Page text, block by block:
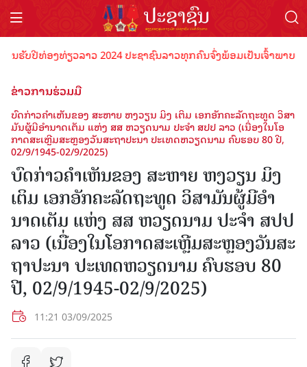
ທ່ອງທ່ຽວລາວ 2024 ປະຊາຊົນລາວທຸກຄົນຈົ່ງພ້ອມເປັນເຈົ້າພາບທີ່ດີ ຕ້
ຂ່າວການຮ່ວມມື
ບົດ​ກ່າວ​ຄຳ​ເຫັນ​ຂອງ​ ສະຫາຍ ຫງວຽນ​ ມິງ ​ເຕິມ​ ເອກ​ອັກ​ຄະ​ລັດ​ຖະ​ທູດ ວິ​ສາ​
ມັນຜູ້​ມີ​ອຳ​ນາດ​ເຕັມ ແຫ່ງ ສສ ຫວຽດ​ນາມ ປະ​ຈຳ ສປປ ລາວ (ເນື່ອງ​ໃນ​ໂອ​
ກາດ​ສະ​ເຫຼີມ​ສະ​ຫຼອງ​ວັນ​ສະ​ຖາ​ປະ​ນາ ປະ​ເທດ​ຫວຽດ​ນາມ ຄົບ​ຮອບ 80 ປີ,
02/9/1945-02/9/2025)
ບົດ​ກ່າວ​ຄຳ​ເຫັນ​ຂອງ​ ສະຫາຍ ຫງວຽນ​ ມິງ ​
ເຕິມ​ ເອກ​ອັກ​ຄະ​ລັດ​ຖະ​ທູດ ວິ​ສາ​ມັນຜູ້​ມີ​ອຳ​
ນາດ​ເຕັມ ແຫ່ງ ສສ ຫວຽດ​ນາມ ປະ​ຈຳ ສປປ
ລາວ (ເນື່ອງ​ໃນ​ໂອ​ກາດ​ສະ​ເຫຼີມ​ສະ​ຫຼອງ​ວັນ​ສະ​
ຖາ​ປະ​ນາ ປະ​ເທດ​ຫວຽດ​ນາມ ຄົບ​ຮອບ 80
ປີ, 02/9/1945-02/9/2025)
11:21 03/09/2025